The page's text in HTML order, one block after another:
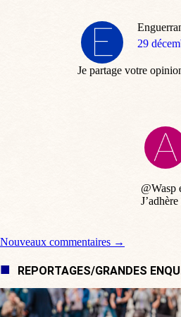
dit
29
Je partage votre
@Wasp
Navigation de
Nouveaux commentaires →
REPORTAGES/GRANDES